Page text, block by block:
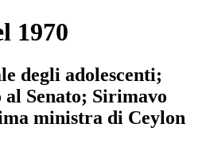
1970
degli adolescenti;
Senato; Sirimavo
ministra di Ceylon